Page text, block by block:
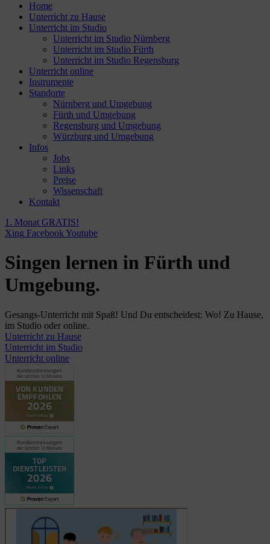
Home
Unterricht zu Hause
Unterricht im Studio
Unterricht im Studio Nürnberg
Unterricht im Studio Fürth
Unterricht im Studio Regensburg
Unterricht online
Instrumente
Standorte
Nürnberg und Umgebung
Fürth und Umgebung
Regensburg und Umgebung
Würzburg und Umgebung
Infos
Jobs
Links
Preise
Wissenschaft
Kontakt
1. Monat GRATIS!
Xing Facebook Youtube
Singen lernen in Fürth und
Umgebung.
Gesangs-Unterricht mit Spaß! Und Du entscheidest: Wo! Zu Hause,
im Studio oder online.
Unterricht zu Hause
Unterricht im Studio
Unterricht online